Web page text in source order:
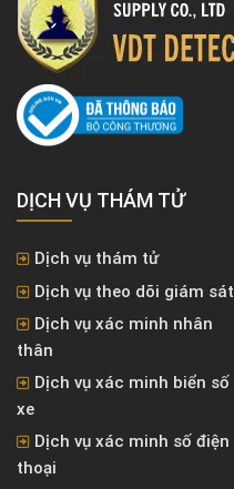
DỊCH VỤ THÁM TỬ
Dịch vụ thám tử
Dịch vụ theo dõi giám sát
Dịch vụ xác minh nhân
thân
Dịch vụ xác minh biển số
xe
Dịch vụ xác minh số điện
thoại